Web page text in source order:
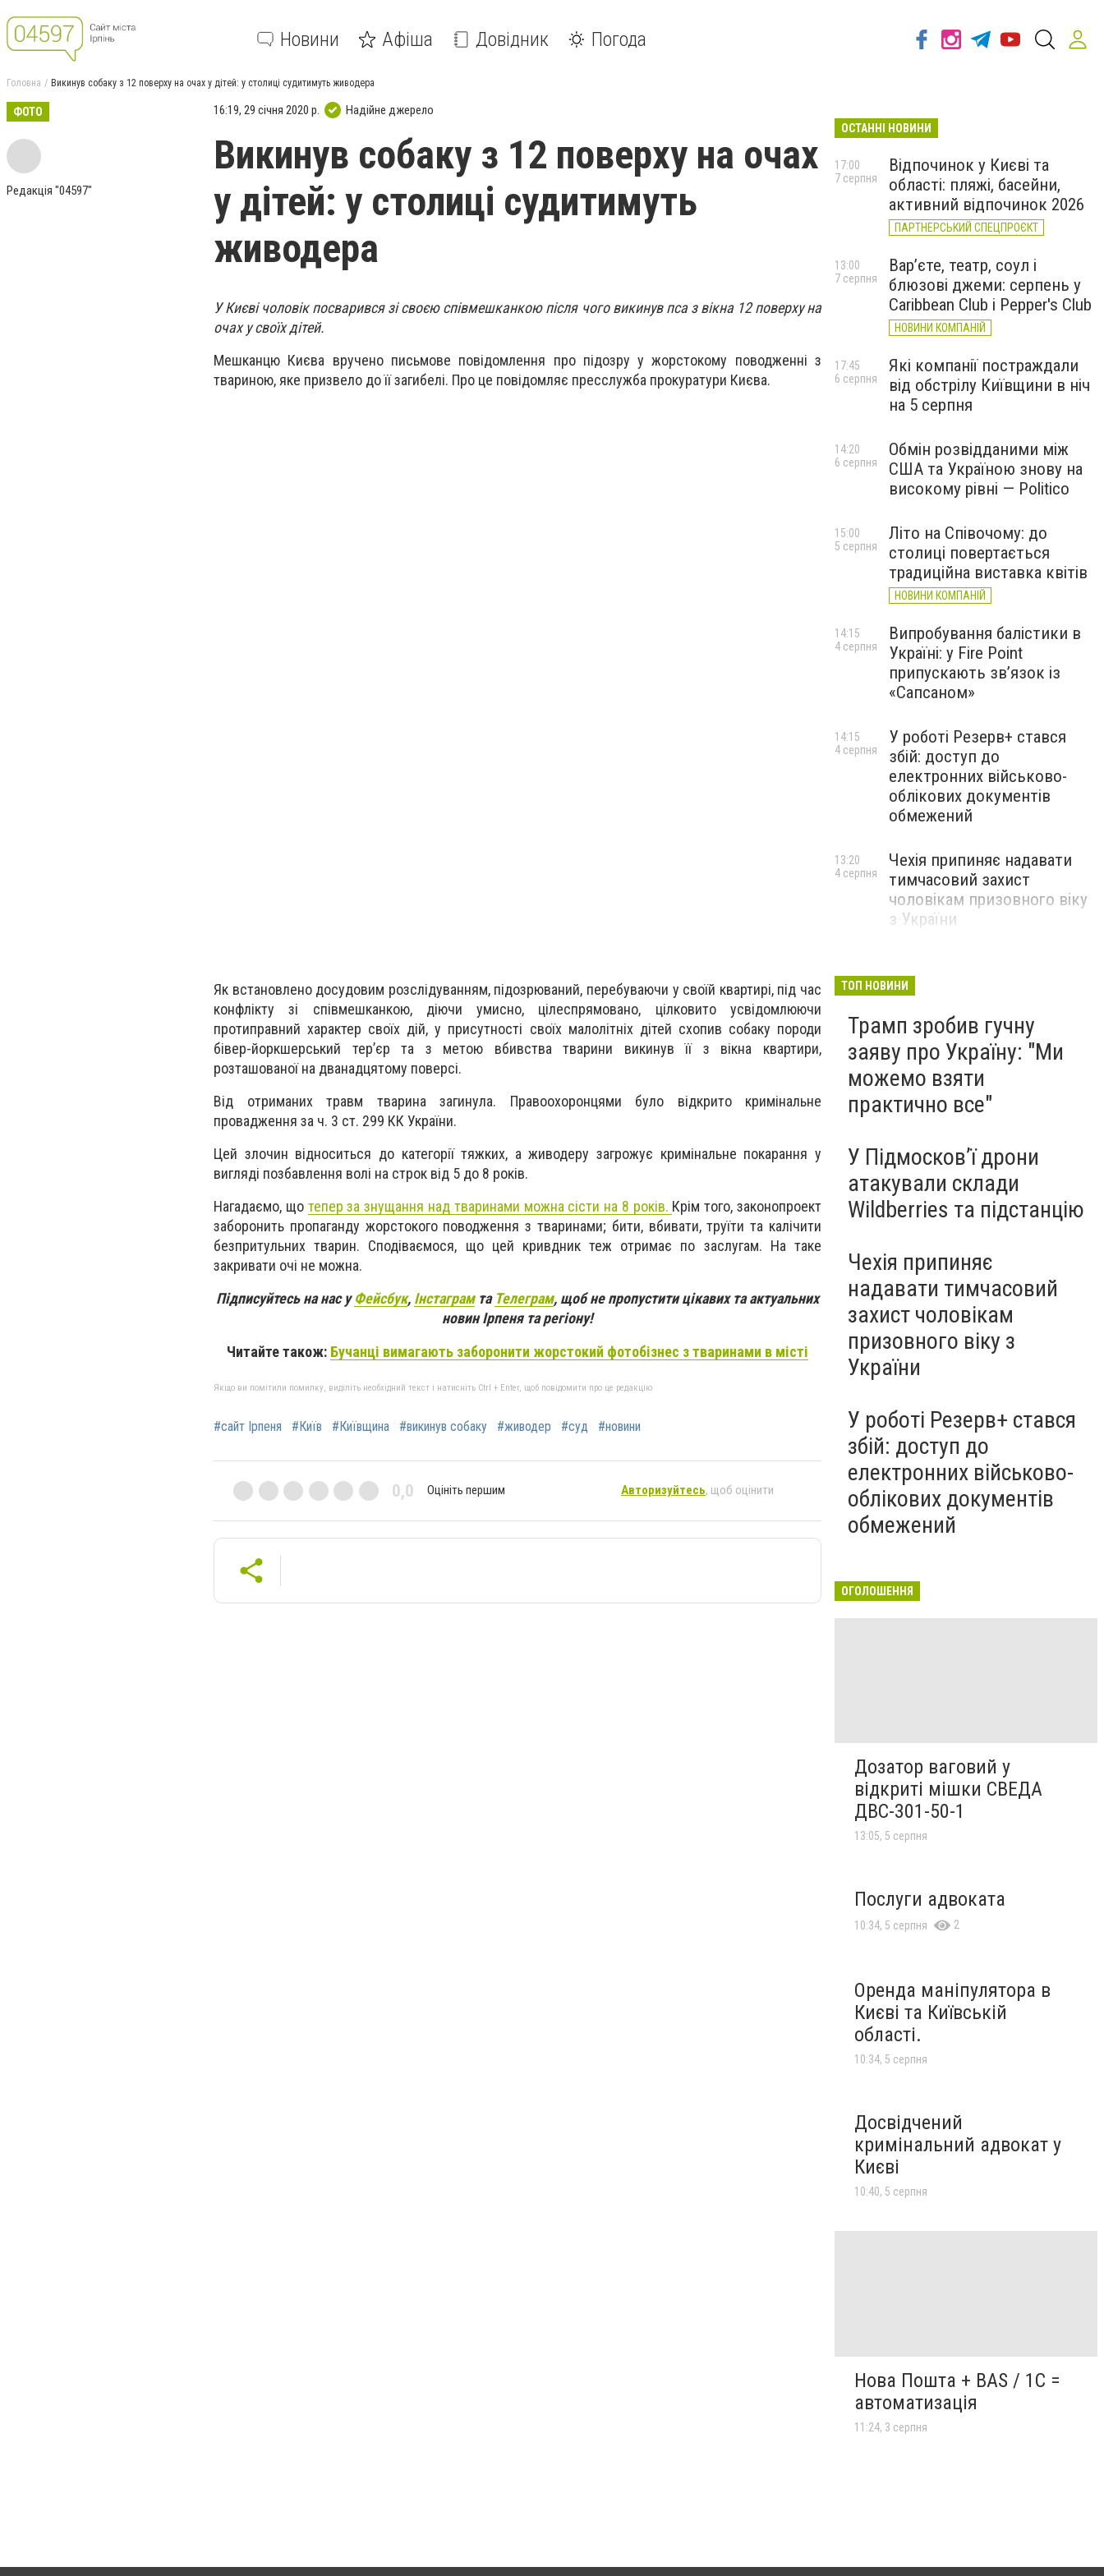
Новини Афіша Довідник Погода
Головна Викинув собаку з 12 поверху на очах у дітей: у столиці судитимуть живодера
ФОТО
Редакція "04597"
16:19, 29 січня 2020 р. Надійне джерело
Викинув собаку з 12 поверху на очах
у дітей: у столиці судитимуть
живодера
У Києві чоловік посварився зі своєю співмешканкою після чого викинув пса з вікна 12 поверху на
очах у своїх дітей.
Мешканцю Києва вручено письмове повідомлення про підозру у жорстокому поводженні з
твариною, яке призвело до її загибелі. Про це повідомляє пресслужба прокуратури Києва.
Як встановлено досудовим розслідуванням, підозрюваний, перебуваючи у своїй квартирі, під час
конфлікту зі співмешканкою, діючи умисно, цілеспрямовано, цілковито усвідомлюючи
протиправний характер своїх дій, у присутності своїх малолітніх дітей схопив собаку породи
бівер-йоркшерський тер’єр та з метою вбивства тварини викинув її з вікна квартири,
розташованої на дванадцятому поверсі.
Від отриманих травм тварина загинула. Правоохоронцями було відкрито кримінальне
провадження за ч. 3 ст. 299 КК України.
Цей злочин відноситься до категорії тяжких, а живодеру загрожує кримінальне покарання у
вигляді позбавлення волі на строк від 5 до 8 років.
Нагадаємо, що тепер за знущання над тваринами можна сісти на 8 років. Крім того, законопроект
заборонить пропаганду жорстокого поводження з тваринами; бити, вбивати, труїти та калічити
безпритульних тварин. Сподіваємося, що цей кривдник теж отримає по заслугам. На таке
закривати очі не можна.
Підписуйтесь на нас уФейсбук, Інстаграмта Телеграм, щоб не пропустити цікавих та актуальних
новин Ірпеня та регіону!
Читайте також: Бучанці вимагають заборонити жорстокий фотобізнес з тваринами в місті
Якщо ви помітили помилку, виділіть необхідний текст і натисніть Ctrl + Enter, щоб повідомити про це редакцію
#сайт Ірпеня #Київ #Київщина #викинув собаку #живодер #суд #новини
0,0 Оцініть першим Авторизуйтесь, щоб оцінити
ОСТАННІ НОВИНИ
Відпочинок у Києві та
області: пляжі, басейни,
активний відпочинок 2026
ПАРТНЕРСЬКИЙ СПЕЦПРОЄКТ
17:00
7 серпня
Вар’єте, театр, соул і
блюзові джеми: серпень у
Caribbean Club і Pepper's Club
НОВИНИ КОМПАНІЙ
13:00
7 серпня
Які компанії постраждали
від обстрілу Київщини в ніч
на 5 серпня
17:45
6 серпня
Обмін розвідданими між
США та Україною знову на
високому рівні — Politico
14:20
6 серпня
Літо на Співочому: до
столиці повертається
традиційна виставка квітів
НОВИНИ КОМПАНІЙ
15:00
5 серпня
Випробування балістики в
Україні: у Fire Point
припускають зв’язок із
«Сапсаном»
14:15
4 серпня
У роботі Резерв+ стався
збій: доступ до
електронних військово-
облікових документів
обмежений
14:15
4 серпня
Чехія припиняє надавати
тимчасовий захист
чоловікам призовного віку
з України
13:20
4 серпня
ТОП НОВИНИ
Трамп зробив гучну
заяву про Україну: "Ми
можемо взяти
практично все"
У Підмосков’ї дрони
атакували склади
Wildberries та підстанцію
Чехія припиняє
надавати тимчасовий
захист чоловікам
призовного віку з
України
У роботі Резерв+ стався
збій: доступ до
електронних військово-
облікових документів
обмежений
ОГОЛОШЕННЯ
Дозатор ваговий у
відкриті мішки СВЕДА
ДВС-301-50-1
13:05, 5 серпня
Послуги адвоката
10:34, 5 серпня 2
Оренда маніпулятора в
Києві та Київській
області.
10:34, 5 серпня
Досвідчений
кримінальний адвокат у
Києві
10:40, 5 серпня
Нова Пошта + BAS / 1C =
автоматизація
11:24, 3 серпня